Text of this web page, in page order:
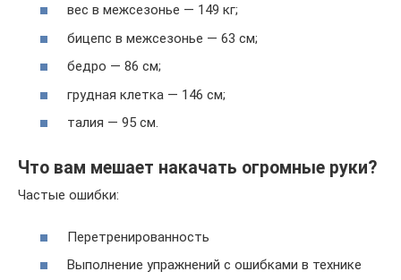
вес в межсезонье — 149 кг;
бицепс в межсезонье — 63 см;
бедро — 86 см;
грудная клетка — 146 см;
талия — 95 см.
Что вам мешает накачать огромные руки?
Частые ошибки:
Перетренированность
Выполнение упражнений с ошибками в технике